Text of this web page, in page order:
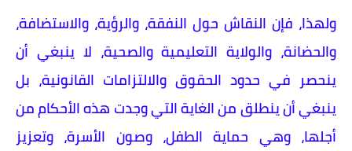
ولهذا، فإن النقاش حول النفقة، والرؤية، والاستضافة،
والحضانة، والولاية التعليمية والصحية، لا ينبغي أن
ينحصر في حدود الحقوق والالتزامات القانونية، بل
ينبغي أن ينطلق من الغاية التي وجدت هذه الأحكام من
أجلها، وهي حماية الطفل، وصون الأسرة، وتعزيز